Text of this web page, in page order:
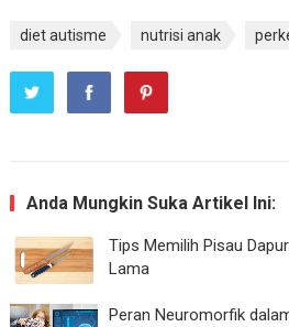
diet autisme nutrisi anak
Anda Mungkin Suka Artikel Ini:
Tips Memilih Pisau
Lama
Peran Neuromorfik